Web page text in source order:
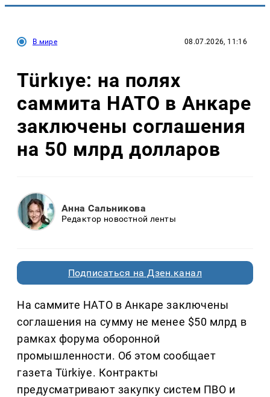
В мире 08.07.2026, 11:16
Türkıye: на полях
саммита НАТО в Анкаре
заключены соглашения
на 50 млрд долларов
Анна Сальникова
Редактор новостной ленты
Подписаться на Дзен.канал
На саммите НАТО в Анкаре заключены
соглашения на сумму не менее $50 млрд в
рамках форума оборонной
промышленности. Об этом сообщает
газета Türkiye. Контракты
предусматривают закупку систем ПВО и